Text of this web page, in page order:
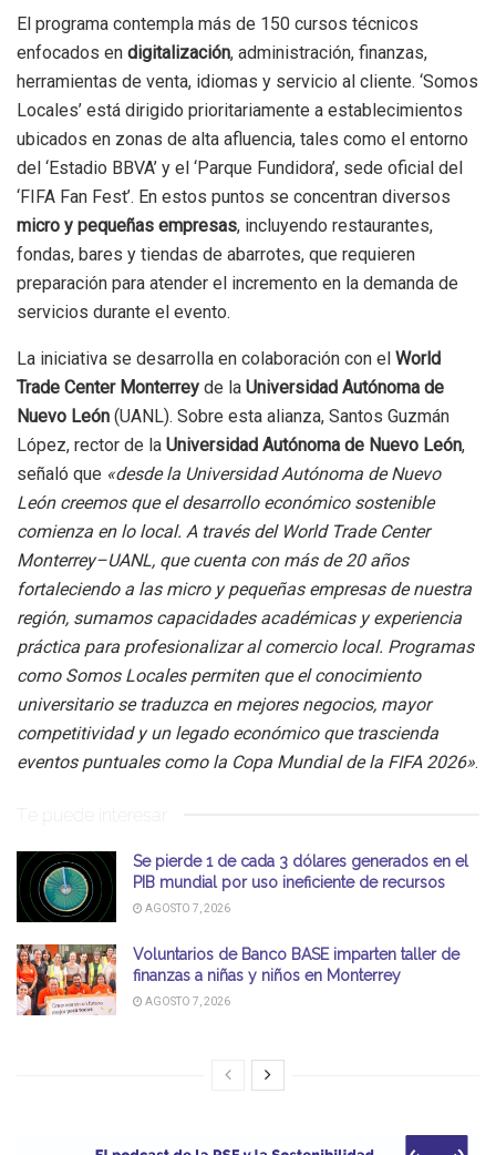
El programa contempla más de 150 cursos técnicos
enfocados en digitalización, administración, finanzas,
herramientas de venta, idiomas y servicio al cliente. ‘Somos
Locales’ está dirigido prioritariamente a establecimientos
ubicados en zonas de alta afluencia, tales como el entorno
del ‘Estadio BBVA’ y el ‘Parque Fundidora’, sede oficial del
‘FIFA Fan Fest’. En estos puntos se concentran diversos
micro y pequeñas empresas, incluyendo restaurantes,
fondas, bares y tiendas de abarrotes, que requieren
preparación para atender el incremento en la demanda de
servicios durante el evento.
La iniciativa se desarrolla en colaboración con el World
Trade Center Monterrey de la Universidad Autónoma de
Nuevo León (UANL). Sobre esta alianza, Santos Guzmán
López, rector de la Universidad Autónoma de Nuevo León,
señaló que «desde la Universidad Autónoma de Nuevo
León creemos que el desarrollo económico sostenible
comienza en lo local. A través del World Trade Center
Monterrey–UANL, que cuenta con más de 20 años
fortaleciendo a las micro y pequeñas empresas de nuestra
región, sumamos capacidades académicas y experiencia
práctica para profesionalizar al comercio local. Programas
como Somos Locales permiten que el conocimiento
universitario se traduzca en mejores negocios, mayor
competitividad y un legado económico que trascienda
eventos puntuales como la Copa Mundial de la FIFA 2026».
Te puede interesar
Se pierde 1 de cada 3 dólares generados en el
PIB mundial por uso ineficiente de recursos
AGOSTO 7, 2026
Voluntarios de Banco BASE imparten taller de
finanzas a niñas y niños en Monterrey
AGOSTO 7, 2026